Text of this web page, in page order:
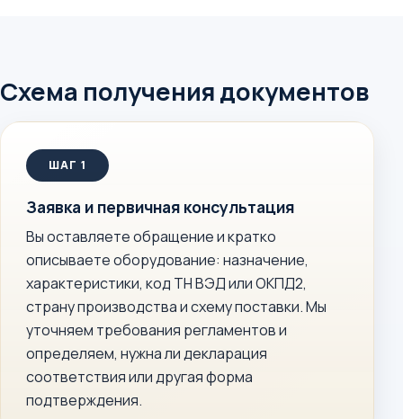
Схема получения документов
Заявка и первичная консультация
Вы оставляете обращение и кратко
описываете оборудование: назначение,
характеристики, код ТН ВЭД или ОКПД2,
страну производства и схему поставки. Мы
уточняем требования регламентов и
определяем, нужна ли декларация
соответствия или другая форма
подтверждения.